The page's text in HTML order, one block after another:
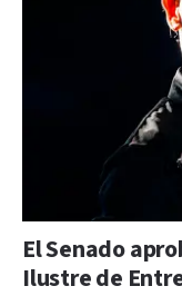
El Senado
Ilustre de